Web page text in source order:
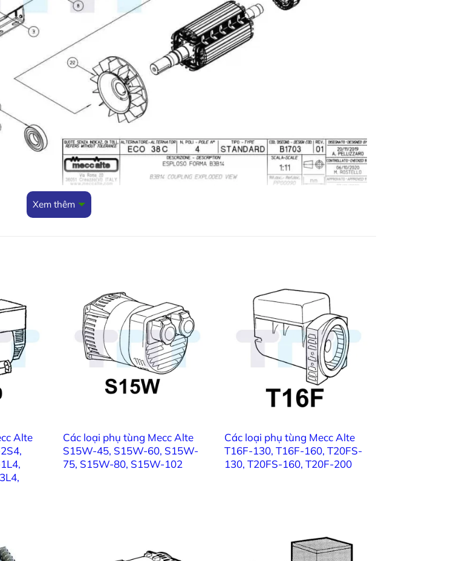
6102312407
– (1) 6102312408
6102312409
8500626509
142mm) – (2)
(2)
Xem thêm
Alte
Các loại phụ tùng Mecc Alte
S15W-45, S15W-60, S15W-
75, S15W-80, S15W-102
Các loại phụ tùng Mecc Alte
T16F-130, T16F-160, T20FS-
130, T20FS-160, T20F-200